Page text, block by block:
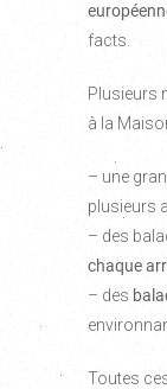
facts.
Plusieurs
à la
– une
plusieurs
– des
chaque
– des
Toutes